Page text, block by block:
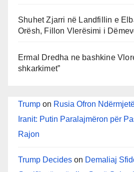
Shuhet Zjarri në Landfillin e
Orësh, Fillon Vlerësimi i
Ermal Dredha ne bashkine
shkarkimet”
Trump on Rusia Ofron
Iranit: Putin Paralajmëron për
Rajon
Trump Decides on Demaliaj